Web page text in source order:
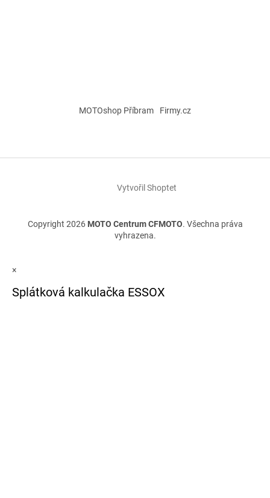
MOTOshop Příbram Firmy.cz
Vytvořil Shoptet
Copyright 2026 MOTO Centrum CFMOTO. Všechna práva
vyhrazena.
×
Splátková kalkulačka ESSOX